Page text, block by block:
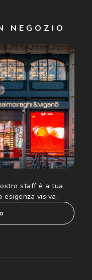
più di 16 anni e
da parte di
speciali, novità
(consultare
informazioni).
NEGOZIO
staff è a tua
esigenza visiva.